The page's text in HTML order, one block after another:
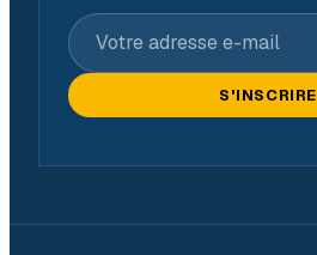
Votre adresse e-mail
S'INSCRIRE